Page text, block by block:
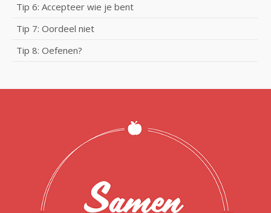
Tip 6: Accepteer wie je bent
Tip 7: Oordeel niet
Tip 8: Oefenen?